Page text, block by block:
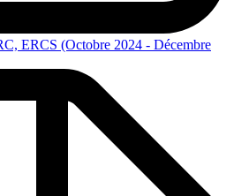
ERCS (Octobre 2024 - Décembre